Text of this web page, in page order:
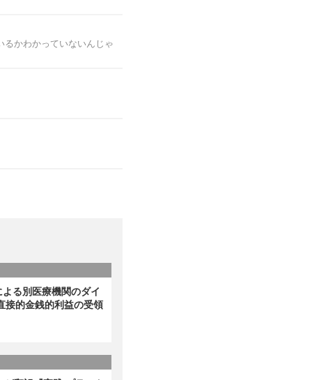
かわかっていないんじゃ
る別医療機関のダイ
接的金銭的利益の受領